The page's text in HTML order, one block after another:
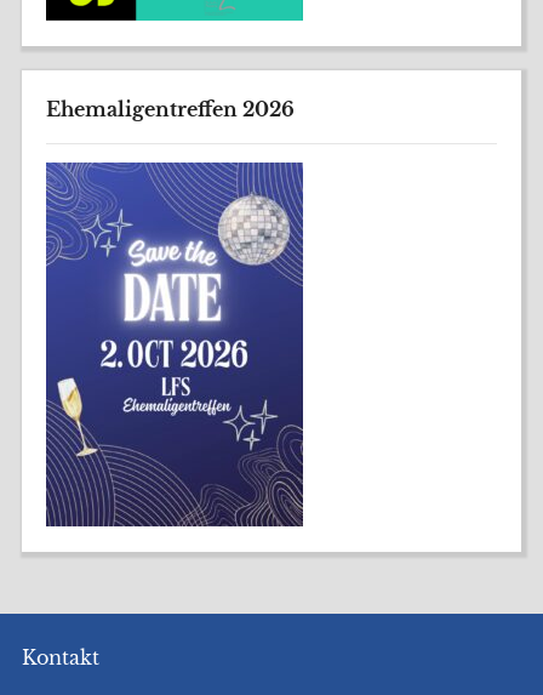
Ehemaligentreffen 2026
Kontakt